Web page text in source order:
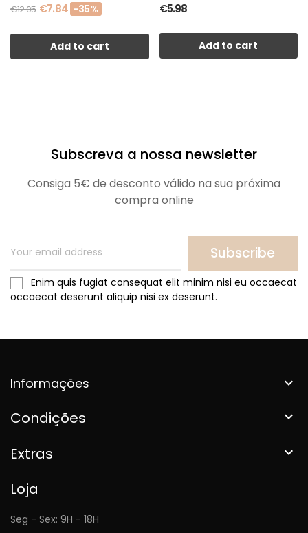
€12.05 €7.84 -35%
Add to cart
€5.98
Add to cart
Subscreva a nossa newsletter
Consiga 5€ de desconto válido na sua próxima
compra online
Subscribe
Enim quis fugiat consequat elit minim nisi eu occaecat
occaecat deserunt aliquip nisi ex deserunt.
Informações 
Condições 
Extras 
Loja
Seg - Sex: 9H - 18H